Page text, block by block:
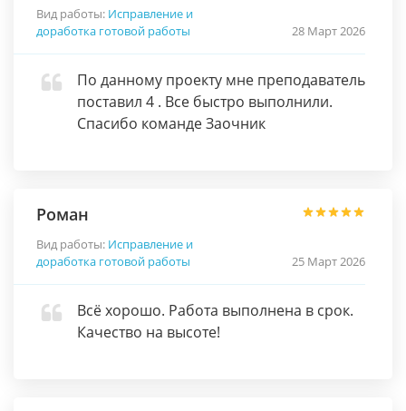
Вид работы: Исправление и
доработка готовой работы
28 Март 2026
По данному проекту мне преподаватель
поставил 4 . Все быстро выполнили.
Спасибо команде Заочник
Роман
Вид работы: Исправление и
доработка готовой работы
25 Март 2026
Всё хорошо. Работа выполнена в срок.
Качество на высоте!